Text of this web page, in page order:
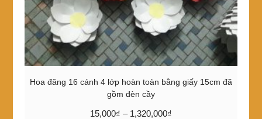
Hoa đăng 16 cánh 4 lớp hoàn toàn bằng giấy 15cm đã
gồm đèn cầy
15,000₫ – 1,320,000₫Khoảng